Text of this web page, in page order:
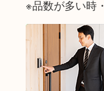
※品数が多い時